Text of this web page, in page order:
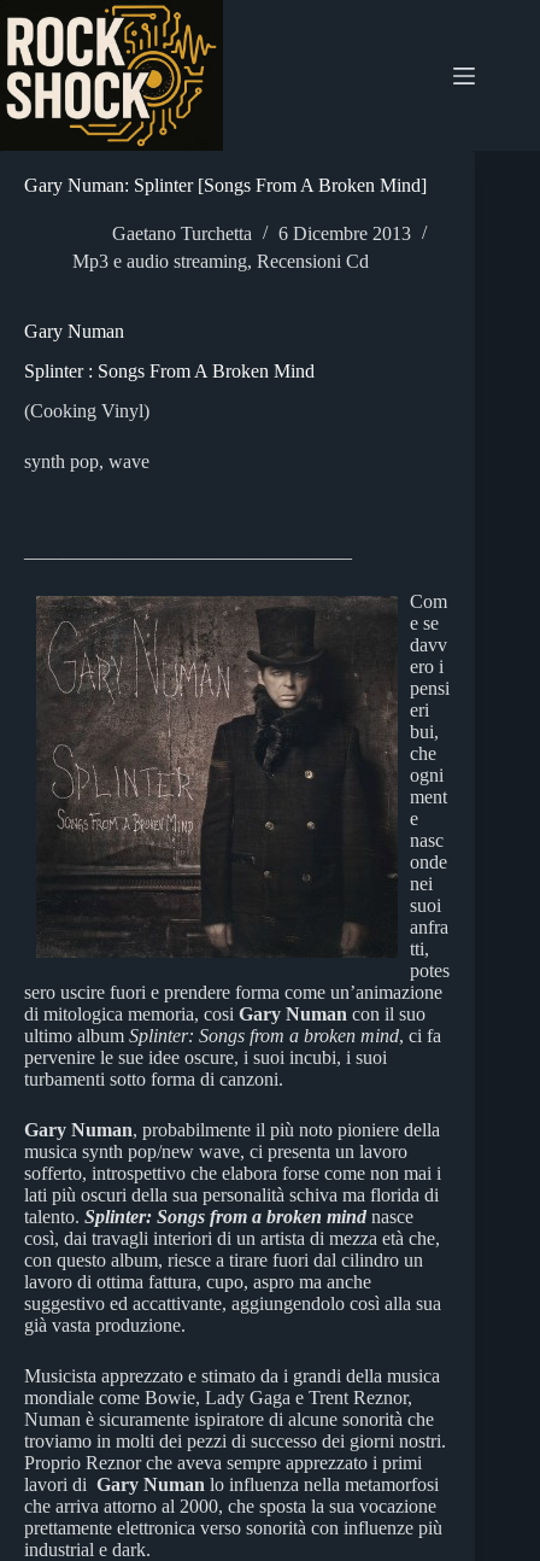
contenuto
Gary Numan: Splinter [Songs From A Broken Mind]
Gaetano Turchetta
6 Dicembre 2013
Mp3 e audio streaming, Recensioni Cd
Gary Numan
Splinter : Songs From A Broken Mind
(Cooking Vinyl)
synth pop, wave
Com
e se
davv
ero i
pensi
eri
bui,
che
ogni
ment
e
nasc
onde
nei
suoi
anfra
tti,
potes
sero uscire fuori e prendere forma come un’animazione
di mitologica memoria, cosi Gary Numan con il suo
ultimo album Splinter: Songs from a broken mind, ci fa
pervenire le sue idee oscure, i suoi incubi, i suoi
turbamenti sotto forma di canzoni.
Gary Numan, probabilmente il più noto pioniere della
musica synth pop/new wave, ci presenta un lavoro
sofferto, introspettivo che elabora forse come non mai i
lati più oscuri della sua personalità schiva ma florida di
talento. Splinter: Songs from a broken mind nasce
così, dai travagli interiori di un artista di mezza età che,
con questo album, riesce a tirare fuori dal cilindro un
lavoro di ottima fattura, cupo, aspro ma anche
suggestivo ed accattivante, aggiungendolo così alla sua
già vasta produzione.
Musicista apprezzato e stimato da i grandi della musica
mondiale come Bowie, Lady Gaga e Trent Reznor,
Numan è sicuramente ispiratore di alcune sonorità che
troviamo in molti dei pezzi di successo dei giorni nostri.
Proprio Reznor che aveva sempre apprezzato i primi
lavori di Gary Numan lo influenza nella metamorfosi
che arriva attorno al 2000, che sposta la sua vocazione
prettamente elettronica verso sonorità con influenze più
industrial e dark.